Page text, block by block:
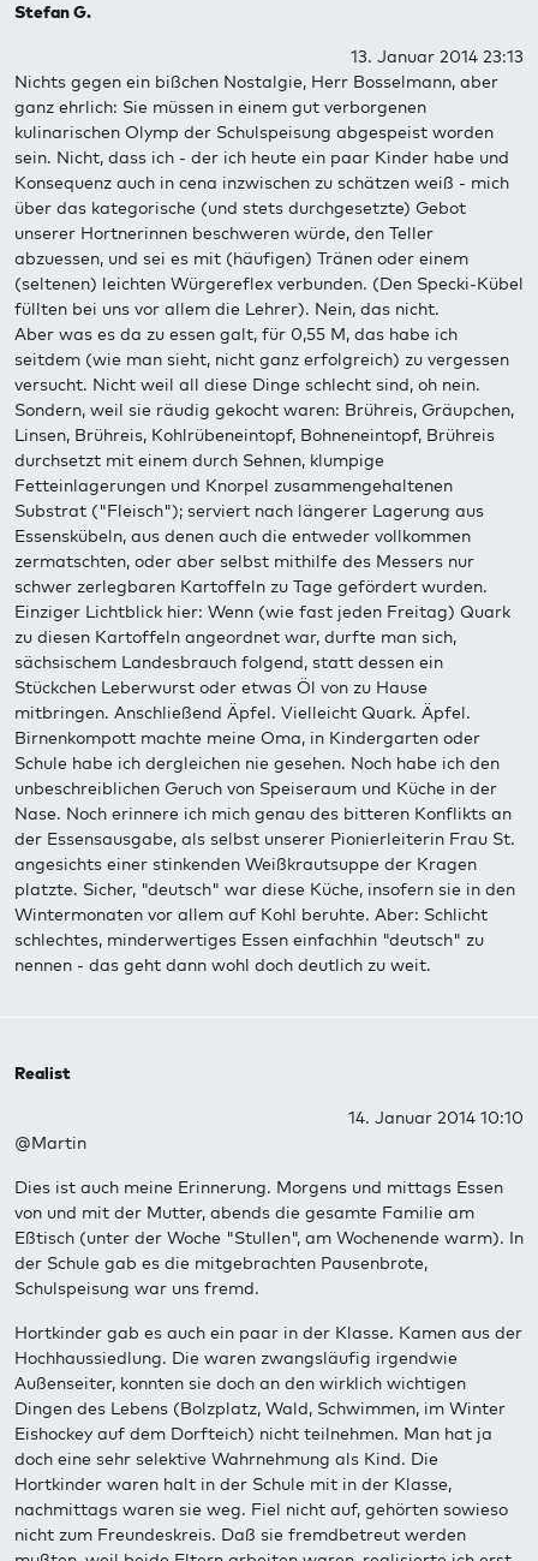
Stefan G.
13. Januar 2014 23:13
Nichts gegen ein bißchen Nostalgie, Herr Bosselmann, aber
ganz ehrlich: Sie müssen in einem gut verborgenen
kulinarischen Olymp der Schulspeisung abgespeist worden
sein. Nicht, dass ich - der ich heute ein paar Kinder habe und
Konsequenz auch in cena inzwischen zu schätzen weiß - mich
über das kategorische (und stets durchgesetzte) Gebot
unserer Hortnerinnen beschweren würde, den Teller
abzuessen, und sei es mit (häufigen) Tränen oder einem
(seltenen) leichten Würgereflex verbunden. (Den Specki-Kübel
füllten bei uns vor allem die Lehrer). Nein, das nicht.
Aber was es da zu essen galt, für 0,55 M, das habe ich
seitdem (wie man sieht, nicht ganz erfolgreich) zu vergessen
versucht. Nicht weil all diese Dinge schlecht sind, oh nein.
Sondern, weil sie räudig gekocht waren: Brühreis, Gräupchen,
Linsen, Brühreis, Kohlrübeneintopf, Bohneneintopf, Brühreis
durchsetzt mit einem durch Sehnen, klumpige
Fetteinlagerungen und Knorpel zusammengehaltenen
Substrat ("Fleisch"); serviert nach längerer Lagerung aus
Essenskübeln, aus denen auch die entweder vollkommen
zermatschten, oder aber selbst mithilfe des Messers nur
schwer zerlegbaren Kartoffeln zu Tage gefördert wurden.
Einziger Lichtblick hier: Wenn (wie fast jeden Freitag) Quark
zu diesen Kartoffeln angeordnet war, durfte man sich,
sächsischem Landesbrauch folgend, statt dessen ein
Stückchen Leberwurst oder etwas Öl von zu Hause
mitbringen. Anschließend Äpfel. Vielleicht Quark. Äpfel.
Birnenkompott machte meine Oma, in Kindergarten oder
Schule habe ich dergleichen nie gesehen. Noch habe ich den
unbeschreiblichen Geruch von Speiseraum und Küche in der
Nase. Noch erinnere ich mich genau des bitteren Konflikts an
der Essensausgabe, als selbst unserer Pionierleiterin Frau St.
angesichts einer stinkenden Weißkrautsuppe der Kragen
platzte. Sicher, "deutsch" war diese Küche, insofern sie in den
Wintermonaten vor allem auf Kohl beruhte. Aber: Schlicht
schlechtes, minderwertiges Essen einfachhin "deutsch" zu
nennen - das geht dann wohl doch deutlich zu weit.
Realist
14. Januar 2014 10:10
@Martin
Dies ist auch meine Erinnerung. Morgens und mittags Essen
von und mit der Mutter, abends die gesamte Familie am
Eßtisch (unter der Woche "Stullen", am Wochenende warm). In
der Schule gab es die mitgebrachten Pausenbrote,
Schulspeisung war uns fremd.
Hortkinder gab es auch ein paar in der Klasse. Kamen aus der
Hochhaussiedlung. Die waren zwangsläufig irgendwie
Außenseiter, konnten sie doch an den wirklich wichtigen
Dingen des Lebens (Bolzplatz, Wald, Schwimmen, im Winter
Eishockey auf dem Dorfteich) nicht teilnehmen. Man hat ja
doch eine sehr selektive Wahrnehmung als Kind. Die
Hortkinder waren halt in der Schule mit in der Klasse,
nachmittags waren sie weg. Fiel nicht auf, gehörten sowieso
nicht zum Freundeskreis. Daß sie fremdbetreut werden